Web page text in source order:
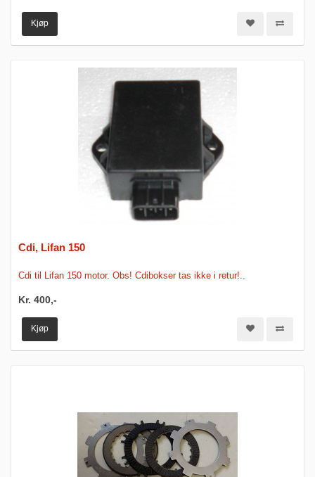
Kjøp
Cdi, Lifan 150
Cdi til Lifan 150 motor. Obs! Cdibokser tas ikke i retur!..
Kr. 400,-
Kjøp